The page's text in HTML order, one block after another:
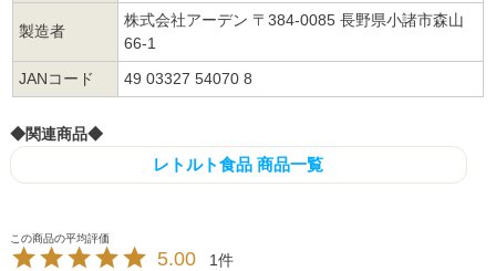
製造者
株式会社アーデン 〒384-0085 長野県小諸市森山
66-1
JANコード
49 03327 54070 8
◆関連商品◆
レトルト食品 商品一覧
5.00 1